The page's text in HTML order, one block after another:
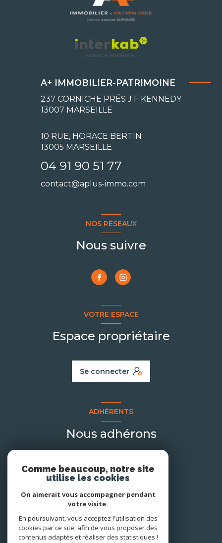
A+ IMMOBILIER-PATRIMOINE
237 CORNICHE PRÉS J F KENNEDY
13007 MARSEILLE
10 RUE, HORACE BERTIN
13005 MARSEILLE
04 91 90 51 77
contact@aplus-immo.com
NOS RÉSEAUX
Nous suivre
VOTRE ESPACE
Espace propriétaire
Se connecter
ADHÉRENTS
Nous adhérons
Comme beaucoup, notre site
utilise les cookies
On aimerait vous accompagner pendant
votre visite.
En poursuivant, vous acceptez l'utilisation des
cookies par ce site, afin de vous proposer des
contenus adaptés et réaliser des statistiques !